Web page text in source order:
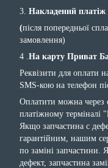
3. Накладений
(після попередньої
замовлення)
4 . На карту Приват
Реквізити для оплати
SMS-кою на телефон
Оплатити можна через
платіжному терміналі
Якщо запчастина с
гарантійним, нашим
по заміні запчастини.
дефект, запчастина